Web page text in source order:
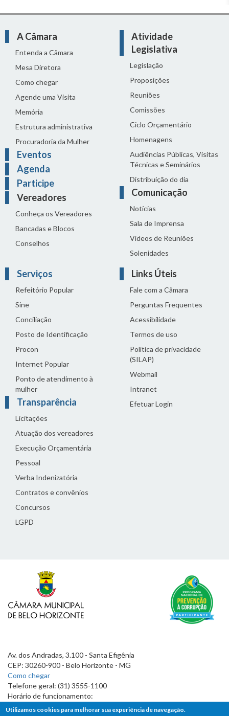
A Câmara
Entenda a Câmara
Mesa Diretora
Como chegar
Agende uma Visita
Memória
Estrutura administrativa
Procuradoria da Mulher
Eventos
Agenda
Participe
Vereadores
Conheça os Vereadores
Bancadas e Blocos
Conselhos
Atividade
Legislativa
Legislação
Proposições
Reuniões
Comissões
Ciclo Orçamentário
Homenagens
Audiências Públicas, Visitas
Técnicas e Seminários
Distribuição do dia
Comunicação
Notícias
Sala de Imprensa
Vídeos de Reuniões
Solenidades
Serviços
Refeitório Popular
Sine
Conciliação
Posto de Identificação
Procon
Internet Popular
Ponto de atendimento à
mulher
Transparência
Licitações
Atuação dos vereadores
Execução Orçamentária
Pessoal
Verba Indenizatória
Contratos e convênios
Concursos
LGPD
Links Úteis
Fale com a Câmara
Perguntas Frequentes
Acessibilidade
Termos de uso
Política de privacidade
(SILAP)
Webmail
Intranet
Efetuar Login
Av. dos Andradas, 3.100 - Santa Efigênia
CEP: 30260-900 - Belo Horizonte - MG
Como chegar
Telefone geral: (31) 3555-1100
Horário de funcionamento:
7h às 19h
Utilizamos cookies para melhorar sua experiência de navegação.